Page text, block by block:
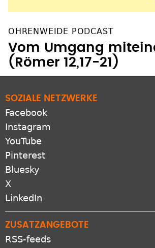
OHRENWEIDE PODCAST
Vom Umgang
(Römer 12,17-21)
SOZIALE NETZWERKE
Facebook
Instagram
YouTube
Pinterest
Bluesky
X
LinkedIn
ZUSATZANGEBOTE
RSS-feeds